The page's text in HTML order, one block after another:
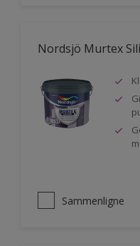
Nordsjö Murtex
Sammenligne